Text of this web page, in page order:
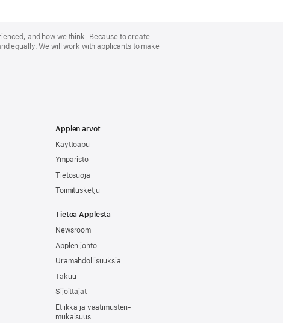
and how we think. Because to create
equally. We will work with applicants to make
Applen arvot
Käyttöapu
Ympäristö
Tietosuoja
Toimitusketju
Tietoa Applesta
Newsroom
Applen johto
Uramahdollisuuksia
Takuu
Sijoittajat
Etiikka ja vaatimusten­
mukaisuus